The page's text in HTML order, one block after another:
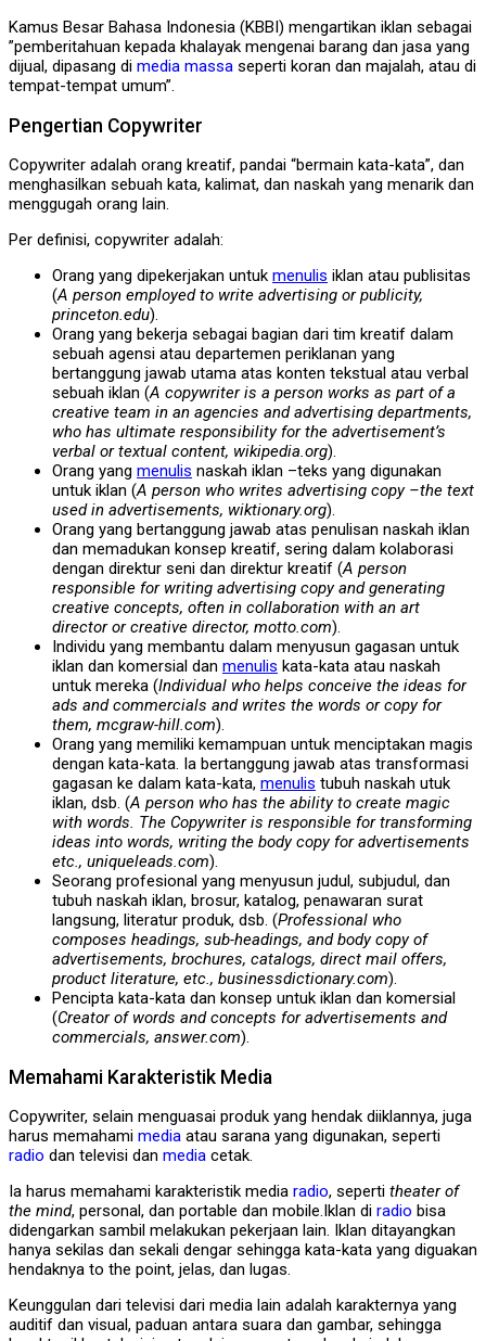
Kamus Besar Bahasa Indonesia (KBBI) mengartikan iklan sebagai
”pemberitahuan kepada khalayak mengenai barang dan jasa yang
dijual, dipasang di media massa seperti koran dan majalah, atau di
tempat-tempat umum”.
Pengertian Copywriter
Copywriter adalah orang kreatif, pandai “bermain kata-kata”, dan
menghasilkan sebuah kata, kalimat, dan naskah yang menarik dan
menggugah orang lain.
Per definisi, copywriter adalah:
Orang yang dipekerjakan untuk menulis iklan atau publisitas
(A person employed to write advertising or publicity,
princeton.edu).
Orang yang bekerja sebagai bagian dari tim kreatif dalam
sebuah agensi atau departemen periklanan yang
bertanggung jawab utama atas konten tekstual atau verbal
sebuah iklan (A copywriter is a person works as part of a
creative team in an agencies and advertising departments,
who has ultimate responsibility for the advertisement’s
verbal or textual content, wikipedia.org).
Orang yang menulis naskah iklan –teks yang digunakan
untuk iklan (A person who writes advertising copy –the text
used in advertisements, wiktionary.org).
Orang yang bertanggung jawab atas penulisan naskah iklan
dan memadukan konsep kreatif, sering dalam kolaborasi
dengan direktur seni dan direktur kreatif (A person
responsible for writing advertising copy and generating
creative concepts, often in collaboration with an art
director or creative director, motto.com).
Individu yang membantu dalam menyusun gagasan untuk
iklan dan komersial dan menulis kata-kata atau naskah
untuk mereka (Individual who helps conceive the ideas for
ads and commercials and writes the words or copy for
them, mcgraw-hill.com).
Orang yang memiliki kemampuan untuk menciptakan magis
dengan kata-kata. Ia bertanggung jawab atas transformasi
gagasan ke dalam kata-kata, menulis tubuh naskah utuk
iklan, dsb. (A person who has the ability to create magic
with words. The Copywriter is responsible for transforming
ideas into words, writing the body copy for advertisements
etc., uniqueleads.com).
Seorang profesional yang menyusun judul, subjudul, dan
tubuh naskah iklan, brosur, katalog, penawaran surat
langsung, literatur produk, dsb. (Professional who
composes headings, sub-headings, and body copy of
advertisements, brochures, catalogs, direct mail offers,
product literature, etc., businessdictionary.com).
Pencipta kata-kata dan konsep untuk iklan dan komersial
(Creator of words and concepts for advertisements and
commercials, answer.com).
Memahami Karakteristik Media
Copywriter, selain menguasai produk yang hendak diiklannya, juga
harus memahami media atau sarana yang digunakan, seperti
radio dan televisi dan media cetak.
Ia harus memahami karakteristik media radio, seperti theater of
the mind, personal, dan portable dan mobile.Iklan di radio bisa
didengarkan sambil melakukan pekerjaan lain. Iklan ditayangkan
hanya sekilas dan sekali dengar sehingga kata-kata yang diguakan
hendaknya to the point, jelas, dan lugas.
Keunggulan dari televisi dari media lain adalah karakternya yang
auditif dan visual, paduan antara suara dan gambar, sehingga